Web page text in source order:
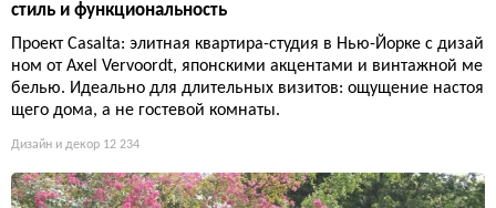
стиль и функциональность
Проект Casalta: элитная квартира-студия в Нью-Йорке с дизай
ном от Axel Vervoordt, японскими акцентами и винтажной ме
белью. Идеально для длительных визитов: ощущение настоя
щего дома, а не гостевой комнаты.
Дизайн и декор 12 234